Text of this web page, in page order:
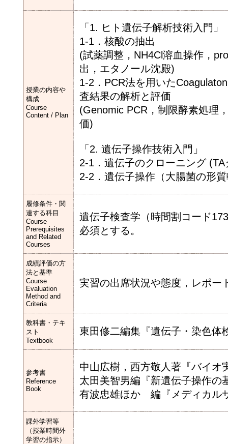
授業の内容や
構成
Course
Content / Plan
「1. ヒト遺伝子解析技術入門」
1-1．核酸の抽出
(試薬調整，NH4Cl溶血操作，
出，エタノール沈殿)
1-2．PCR法を用いた
査結果の解析と評価
(Genomic PCR，制限酵素処理
価)
「2. 遺伝子操作技術入門」
2-1．遺伝子のクローニング
2-2．遺伝子操作（大腸菌の形
履修条件・関
連する科目
Course
Prerequisites
and Related
Courses
遺伝子検査学（時間割コード
必須とする。
成績評価の方
法と基準
Course
Evaluation
Method and
Criteria
実習の出席状況や態度，レポー
教科書・テキ
スト
Textbook
東田修二編集『遺伝子・染色体
参考書
Reference
Book
中山広樹，西方敬人著『バイオ
太田美智男編『新遺伝子操作の
有波忠雄ほか 編『メディカル
課外学習等
（授業時間外
学習の指示）